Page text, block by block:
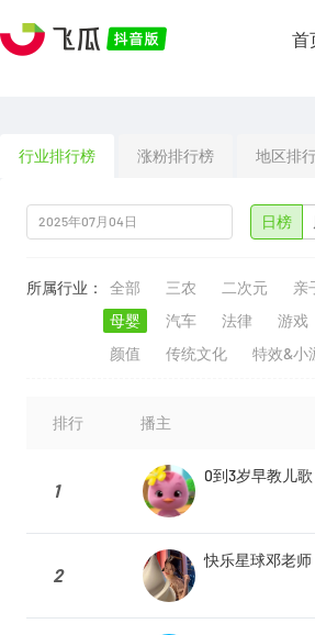
首
行业排行榜 涨粉排行榜 地区排
日榜
所属行业： 全部 三农 二次元 亲
母婴
汽车 法律 游戏
颜值
传统文化 特效&小
排行 播主
1
0到3岁早教儿歌
2
快乐星球邓老师